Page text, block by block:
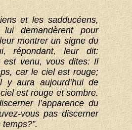
et les sadducéens,
lui demandèrent pour
montrer un signe du
répondant, leur dit:
est venu, vous dites: Il
car le ciel est rouge;
aura aujourd’hui de
est rouge et sombre.
l’apparence du
vous pas discerner